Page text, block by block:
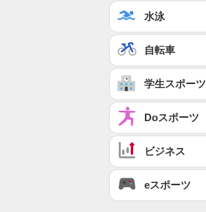
水泳
自転車
学生スポーツ
Doスポーツ
ビジネス
eスポーツ